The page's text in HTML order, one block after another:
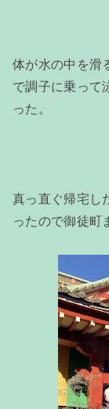
体が水の中を滑
で調子に乗って
った。
真っ直ぐ帰宅し
ったので御徒町